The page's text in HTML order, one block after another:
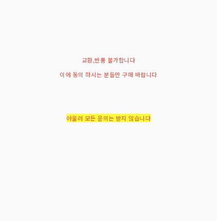
교환,반품 불가합니다
이에 동의 하시는 분들만 구매 바랍니다
아울러 모든 문의는 받지 않습니다